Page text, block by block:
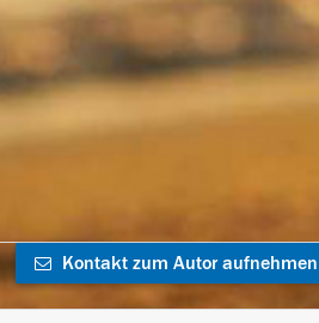
Kontakt zum Autor aufnehmen